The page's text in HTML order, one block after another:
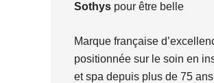
Sothys pour être belle
Marque française
positionnée sur le soin en
et spa depuis plus de 75